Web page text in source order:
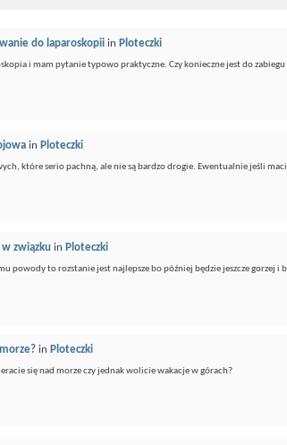
do laparoskopii in Ploteczki
i mam pytanie typowo praktyczne. Czy konieczne jest do
in Ploteczki
które serio pachną, ale nie są bardzo drogie. Ewentualnie jeśli
w związku in Ploteczki
powody to rozstanie jest najlepsze bo później będzie jeszcze gorzej i
in Ploteczki
się nad morze czy jednak wolicie wakacje w górach?